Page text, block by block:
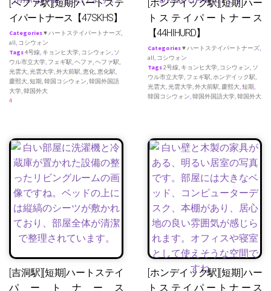
[へファ駅][短期]ハートステ
イパートナース【47SKHS】
Categories♥ ハートステイパートナーズ,
all, コシウォン
Tags4号線, キョンヒ大学, コシウォン, ソ
ウル市立大学, フェギ駅,ヘファ,ヘファ駅,
光雲大,光雲大学,外大前駅,恵化,恵化駅,
慶熙大,短期,韓国コシウォン,韓国外国語
大学,韓国外大
4
[ホンデイック駅][短期]ハー
トステイパートナース
【44HIHURD】
Categories♥ ハートステイパートナーズ,
all, コシウォン
Tags2号線, キョンヒ大学, コシウォン, ソ
ウル市立大学, フェギ駅,ホンデイック駅,
光雲大,光雲大学,外大前駅, 慶熙大,短期,
韓国コシウォン,韓国外国語大学,韓国外大
[吉洞駅][短期]ハートステイ
パートナース
[ホンデイック駅][短期]ハー
トステイパートナース